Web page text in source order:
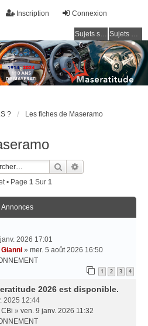
Connexion
Inscription
Sujets sans réponse Sujets actifs
? Les fiches de Maseramo
Rechercher
• Page 1 Sur 1
Annonces
2026 17:01
Gianni » mer. 5 août 2026 16:50
1 2 3 4
2026 est disponible.
2025 12:44
CBi » ven. 9 janv. 2026 11:32